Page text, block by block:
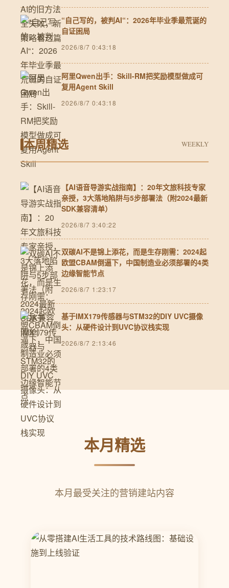
“自己写的，被判AI“：2026年毕业季最荒诞的
自证困局
2026/8/7 0:43:18
阿里Qwen出手：Skill-RM把奖励模型做成可
复用Agent Skill
2026/8/7 0:43:18
本周精选 WEEKLY
【AI语音导游实战指南】：20年文旅科技专家
亲授，3大落地陷阱与5步部署法（附2024最新
SDK兼容清单）
2026/8/7 3:40:22
双碳AI不是锦上添花，而是生存刚需：2024起
欧盟CBAM倒逼下，中国制造业必须部署的4类
边缘智能节点
2026/8/7 1:23:17
基于IMX179传感器与STM32的DIY UVC摄像
头：从硬件设计到UVC协议栈实现
2026/8/7 2:13:46
本月精选
本月最受关注的营销建站内容